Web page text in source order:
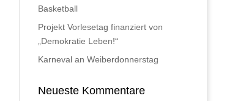
Basketball
Projekt Vorlesetag finanziert von
„Demokratie Leben!“
Karneval an Weiberdonnerstag
Neueste Kommentare